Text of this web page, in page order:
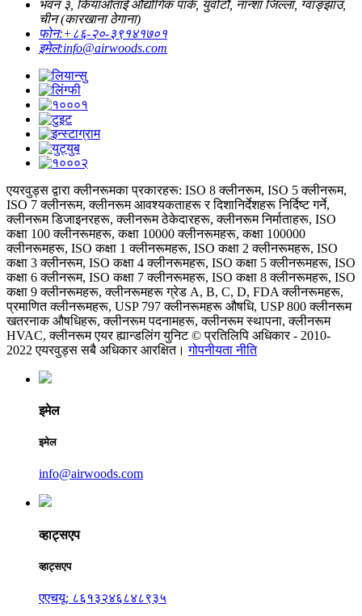
भवन ३, कियाओताई औद्योगिक पार्क, युवोटौ, नान्शा जिल्ला, ग्वाङ्झाउ,
चीन (कारखाना ठेगाना)
फोन:+८६-२०-३९१४१७०१
इमेल:info@airwoods.com
एयरवुड्स द्वारा क्लीनरूमका प्रकारहरू: ISO 8 क्लीनरूम, ISO 5 क्लीनरूम,
ISO 7 क्लीनरूम, क्लीनरूम आवश्यकताहरू र दिशानिर्देशहरू निर्दिष्ट गर्ने,
क्लीनरूम डिजाइनरहरू, क्लीनरूम ठेकेदारहरू, क्लीनरूम निर्माताहरू, ISO
कक्षा 100 क्लीनरूमहरू, कक्षा 10000 क्लीनरूमहरू, कक्षा 100000
क्लीनरूमहरू, ISO कक्षा 1 क्लीनरूमहरू, ISO कक्षा 2 क्लीनरूमहरू, ISO
कक्षा 3 क्लीनरूम, ISO कक्षा 4 क्लीनरूमहरू, ISO कक्षा 5 क्लीनरूमहरू, ISO
कक्षा 6 क्लीनरूम, ISO कक्षा 7 क्लीनरूमहरू, ISO कक्षा 8 क्लीनरूमहरू, ISO
कक्षा 9 क्लीनरूमहरू, क्लीनरूमहरू ग्रेड A, B, C, D, FDA क्लीनरूमहरू,
प्रमाणित क्लीनरूमहरू, USP 797 क्लीनरूमहरू औषधि, USP 800 क्लीनरूम
खतरनाक औषधिहरू, क्लीनरूम पदनामहरू, क्लीनरूम स्थापना, क्लीनरूम
HVAC, क्लीनरूम एयर ह्यान्डलिंग युनिट © प्रतिलिपि अधिकार - 2010-
2022 एयरवुड्स सबै अधिकार आरक्षित। गोपनीयता नीति
इमेल
इमेल
info@airwoods.com
व्हाट्सएप
व्हाट्सएप
एएचयू: ८६१३२४६८४८९३५